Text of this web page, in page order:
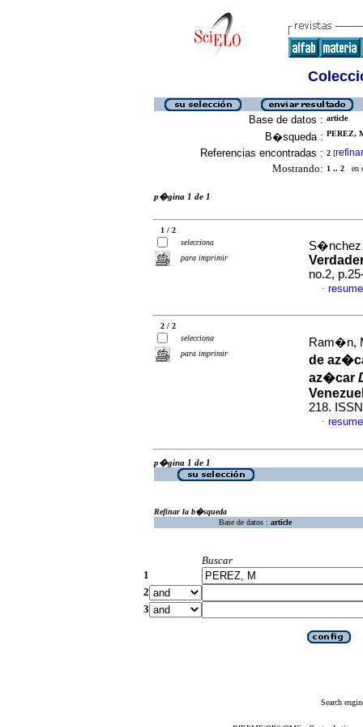
Base de datos : article
B�squeda : PEREZ,
Referencias encontradas : 2 [refinar
Mostrando: 1 .. 2 en
p�gina 1 de 1
1 / 2
selecciona
para imprimir
S�nchez
no.2,
·
2 / 2
selecciona
para imprimir
Ram�n,
de
az�car
218.
·
p�gina 1 de 1
Refinar la b�squeda
Base de datos : article
Buscar
1
2
3
Search